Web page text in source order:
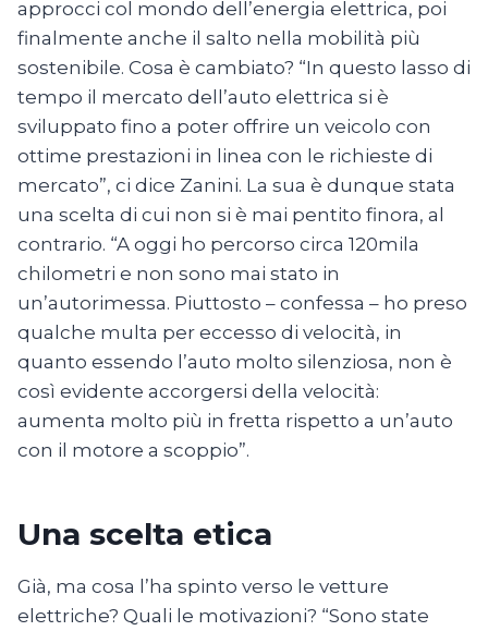
approcci col mondo dell’energia elettrica, poi
finalmente anche il salto nella mobilità più
sostenibile. Cosa è cambiato? “In questo lasso di
tempo il mercato dell’auto elettrica si è
sviluppato fino a poter offrire un veicolo con
ottime prestazioni in linea con le richieste di
mercato”, ci dice Zanini. La sua è dunque stata
una scelta di cui non si è mai pentito finora, al
contrario. “A oggi ho percorso circa 120mila
chilometri e non sono mai stato in
un’autorimessa. Piuttosto – confessa – ho preso
qualche multa per eccesso di velocità, in
quanto essendo l’auto molto silenziosa, non è
così evidente accorgersi della velocità:
aumenta molto più in fretta rispetto a un’auto
con il motore a scoppio”.
Una scelta etica
Già, ma cosa l’ha spinto verso le vetture
elettriche? Quali le motivazioni? “Sono state